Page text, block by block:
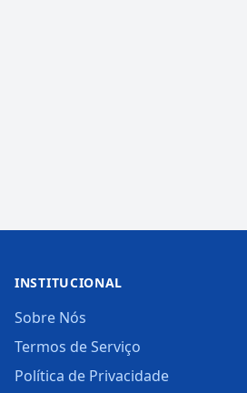
INSTITUCIONAL
Sobre Nós
Termos de Serviço
Política de Privacidade